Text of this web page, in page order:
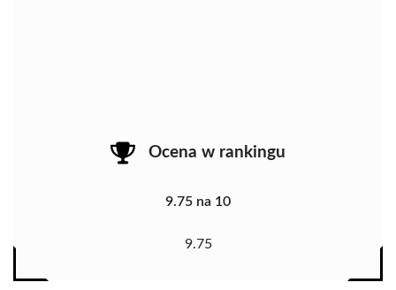
Ocena w rankingu
9.75 na 10
9.75